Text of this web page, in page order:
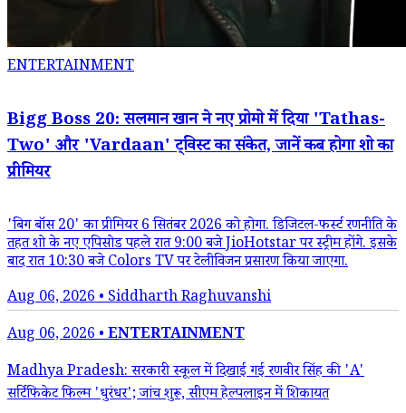
ENTERTAINMENT
Bigg Boss 20: सलमान खान ने नए प्रोमो में दिया 'Tathas-
Two' और 'Vardaan' ट्विस्ट का संकेत, जानें कब होगा शो का
प्रीमियर
'बिग बॉस 20' का प्रीमियर 6 सितंबर 2026 को होगा. डिजिटल-फर्स्ट रणनीति के
तहत शो के नए एपिसोड पहले रात 9:00 बजे JioHotstar पर स्ट्रीम होंगे. इसके
बाद रात 10:30 बजे Colors TV पर टेलीविजन प्रसारण किया जाएगा.
Aug 06, 2026 • Siddharth Raghuvanshi
Aug 06, 2026 •ENTERTAINMENT
Madhya Pradesh: सरकारी स्कूल में दिखाई गई रणवीर सिंह की 'A'
सर्टिफिकेट फिल्म 'धुरंधर'; जांच शुरू, सीएम हेल्पलाइन में शिकायत